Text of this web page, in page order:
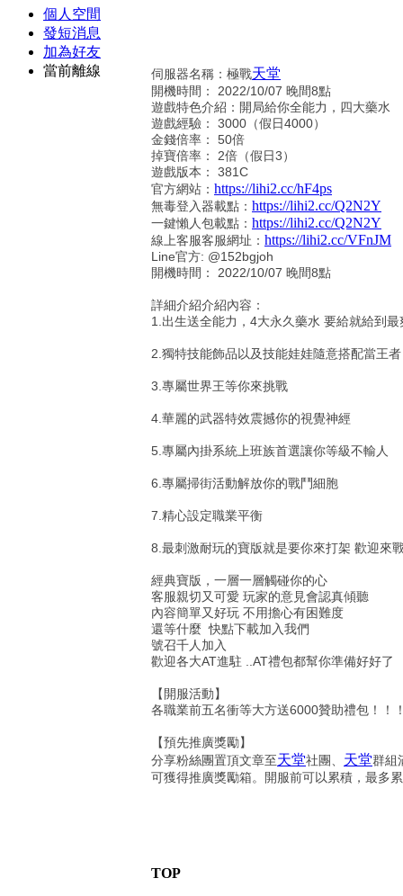
個人空間
發短消息
加為好友
當前離線
伺服器名稱：極戰天堂
開機時間： 2022/10/07 晚間8點
遊戲特色介紹：開局給你全能力，四大藥水
遊戲經驗： 3000（假日4000）
金錢倍率： 50倍
掉寶倍率： 2倍（假日3）
遊戲版本： 381C
官方網站： https://lihi2.cc/hF4ps
無毒登入器載點： https://lihi2.cc/Q2N2Y
一鍵懶人包載點： https://lihi2.cc/Q2N2Y
線上客服客服網址： https://lihi2.cc/VFnJM
Line官方: @152bgjoh
開機時間： 2022/10/07 晚間8點
詳細介紹介紹內容：
1.出生送全能力，4大永久藥水 要給就給到最
2.獨特技能飾品以及技能娃娃隨意搭配當王者
3.專屬世界王等你來挑戰
4.華麗的武器特效震撼你的視覺神經
5.專屬內掛系統上班族首選讓你等級不輸人
6.專屬掃街活動解放你的戰鬥細胞
7.精心設定職業平衡
8.最刺激耐玩的寶版就是要你來打架 歡迎來
經典寶版，一層一層觸碰你的心
客服親切又可愛 玩家的意見會認真傾聽
內容簡單又好玩 不用擔心有困難度
還等什麼 快點下載加入我們
號召千人加入
歡迎各大AT進駐 ..AT禮包都幫你準備好好了
【開服活動】
各職業前五名衝等大方送6000贊助禮包！！
【預先推廣獎勵】
分享粉絲團置頂文章至天堂社團、 天堂群組
可獲得推廣獎勵箱。開服前可以累積，最多
TOP